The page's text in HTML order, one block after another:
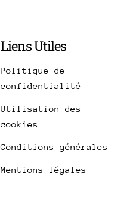
Liens Utiles
Politique de
confidentialité
Utilisation des
cookies
Conditions générales
Mentions légales